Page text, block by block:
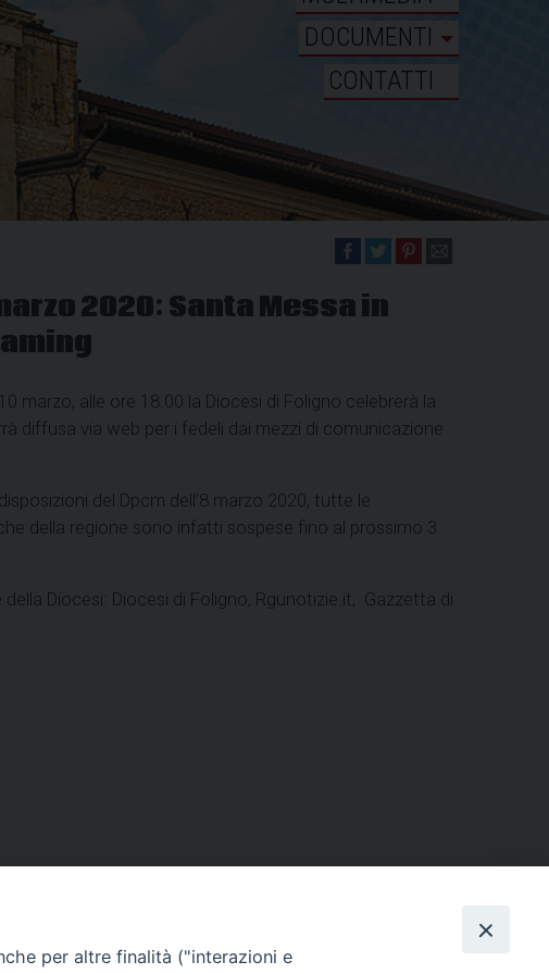
DOCUMENTI
CONTATTI
2020: Santa Messa in
marzo, alle ore 18.00 la Diocesi di Foligno celebrerà la
diffusa via web per i fedeli dai mezzi di comunicazione
del Dpcm dell’8 marzo 2020, tutte le
della regione sono infatti sospese fino al prossimo 3
Diocesi: Diocesi di Foligno, Rgunotizie.it, Gazzetta di
PERSONE VITA CONSACRATA
per altre finalità ("interazioni e